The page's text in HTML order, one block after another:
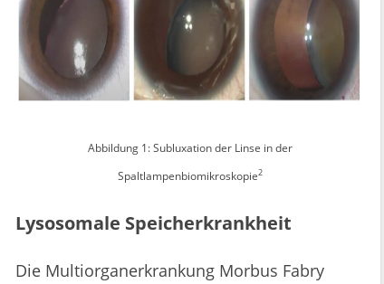
Abbildung 1: Subluxation der Linse in der
Spaltlampenbiomikroskopie2
Lysosomale Speicherkrankheit
Die Multiorganerkrankung Morbus Fabry